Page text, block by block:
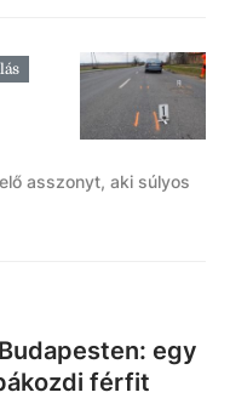
asszonyt, aki súlyos
egy
férfit